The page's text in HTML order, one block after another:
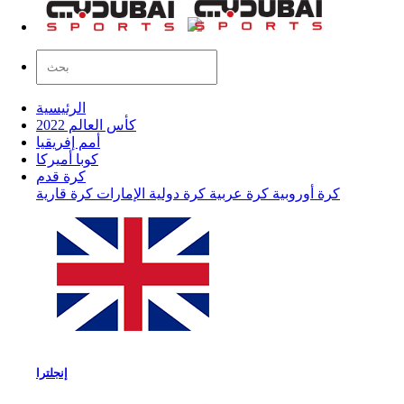
الرئيسية
كأس العالم 2022
أمم إفريقيا
كوبا أميركا
كرة قدم
كرة أوروبية كرة عربية كرة دولية الإمارات كرة قارية
إنجلترا